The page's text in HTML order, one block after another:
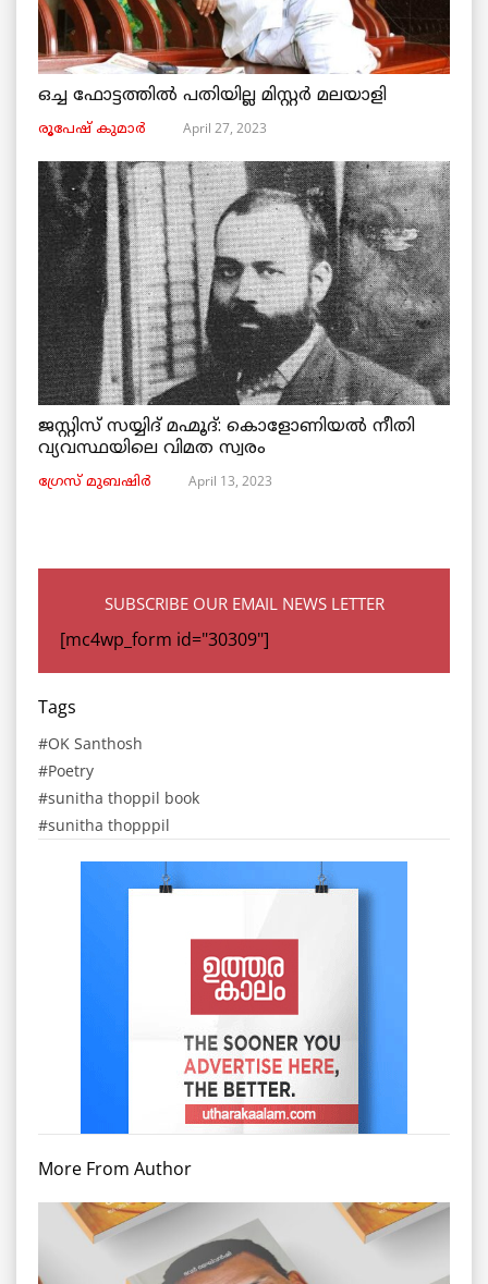
ഒച്ച ഫോട്ടത്തിൽ പതിയില്ല മിസ്റ്റർ മലയാളി
രൂപേഷ്‌ കുമാര്‍ April 27, 2023
ജസ്റ്റിസ് സയ്യിദ് മഹ്മൂദ്: കൊളോണിയൽ നീതി
വ്യവസ്ഥയിലെ വിമത സ്വരം
ഗ്രേസ് മുബഷിർ April 13, 2023
SUBSCRIBE OUR EMAIL NEWS LETTER
[mc4wp_form id="30309"]
Tags
OK Santhosh
Poetry
sunitha thoppil book
sunitha thopppil
More From Author